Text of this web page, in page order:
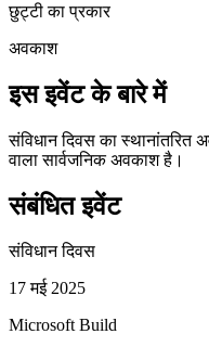
छुट्टी का प्रकार
अवकाश
इस इवेंट के बारे में
संविधान दिवस का स्थानांतरित
वाला सार्वजनिक अवकाश है।
संबंधित इवेंट
संविधान दिवस
17 मई 2025
Microsoft Build